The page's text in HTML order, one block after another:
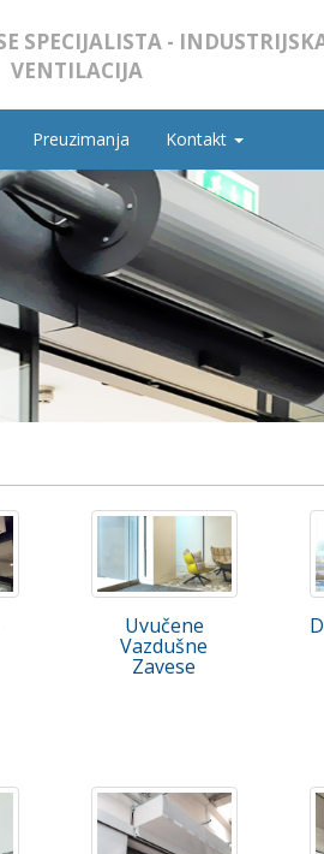
SPECIJALISTA -
VENTILACIJA
Preuzimanja Kontakt
Uvučene
Vazdušne
Zavese